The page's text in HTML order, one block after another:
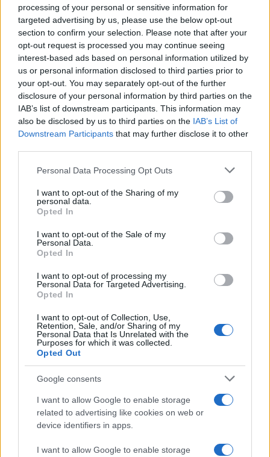
processing of your personal or sensitive information for
targeted advertising by us, please use the below opt-out
section to confirm your selection. Please note that after your
opt-out request is processed you may continue seeing
interest-based ads based on personal information utilized by
us or personal information disclosed to third parties prior to
your opt-out. You may separately opt-out of the further
disclosure of your personal information by third parties on the
IAB’s list of downstream participants. This information may
also be disclosed by us to third parties on the IAB’s List of
Downstream Participants that may further disclose it to other
Please note that this website/app uses one or more Google
not limited to your visit or usage behaviour. You may click to
grant or deny consent to Google and its third-party tags to
use your data for below specified purposes in below Google
consent section.
Personal Data Processing Opt Outs
I want to opt-out of the Sharing of my
personal data.
Opted In
I want to opt-out of the Sale of my
Personal Data.
Opted In
I want to opt-out of processing my
Personal Data for Targeted Advertising.
Opted In
I want to opt-out of Collection, Use,
Retention, Sale, and/or Sharing of my
Personal Data that Is Unrelated with the
Purposes for which it was collected.
Opted Out
Google consents
I want to allow Google to enable storage
related to advertising like cookies on web or
device identifiers in apps.
I want to allow Google to enable storage
Διαβάστε περισσότερα
πριν 4 λεπτά
θάλασσα, ανάμεσα σε
Αγκίστρι και Αίγινα
Η σορός του 43χρονου
σκάφος του Λιμενικού και
διακομίστηκε με
Αίγινας